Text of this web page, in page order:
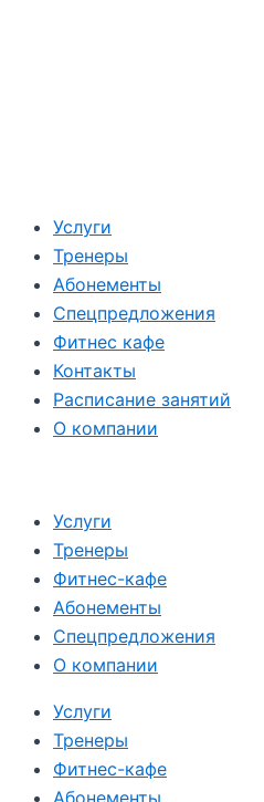
Услуги
Тренеры
Абонементы
Спецпредложения
Фитнес кафе
Контакты
Расписание занятий
О компании
Услуги
Тренеры
Фитнес-кафе
Абонементы
Спецпредложения
О компании
Услуги
Тренеры
Фитнес-кафе
Абонементы